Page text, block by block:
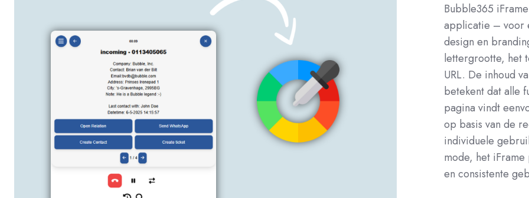
Bubble365
applicatie – voor
design en
lettergrootte, het
URL. De inhoud
betekent dat alle
pagina vindt
op basis van de
individuele
mode, het
en consistente